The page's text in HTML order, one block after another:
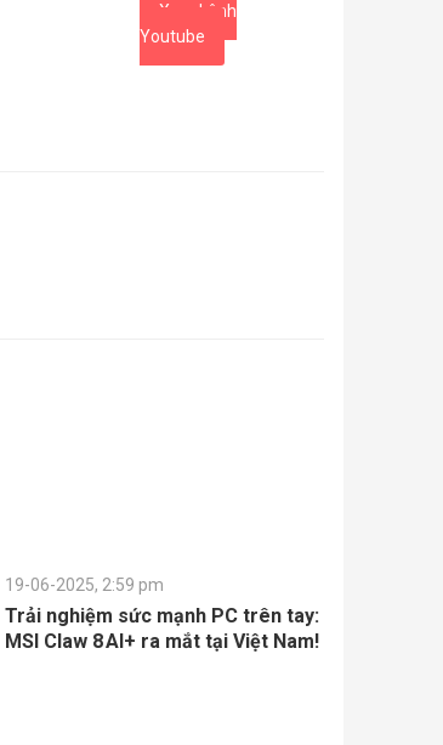
Xem kênh
Youtube
19-06-2025, 2:59 pm
Trải nghiệm sức mạnh PC trên tay:
MSI Claw 8 AI+ ra mắt tại Việt Nam!